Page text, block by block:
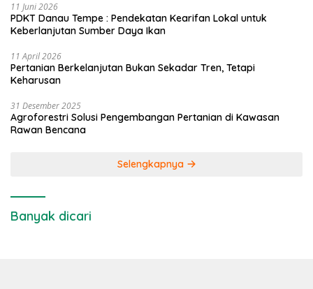
11 Juni 2026
PDKT Danau Tempe : Pendekatan Kearifan Lokal untuk
Keberlanjutan Sumber Daya Ikan
11 April 2026
Pertanian Berkelanjutan Bukan Sekadar Tren, Tetapi
Keharusan
31 Desember 2025
Agroforestri Solusi Pengembangan Pertanian di Kawasan
Rawan Bencana
Selengkapnya
Banyak dicari